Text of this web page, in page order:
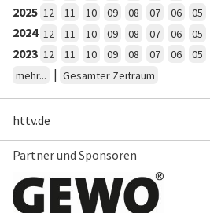
2025 12 11 10 09 08 07 06 05
2024 12 11 10 09 08 07 06 05
2023 12 11 10 09 08 07 06 05
mehr...
| Gesamter Zeitraum
httv.de
Partner und Sponsoren